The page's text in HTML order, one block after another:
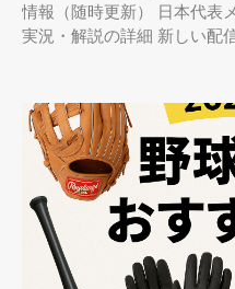
情報（随時更新） 日本代表
実況・解説の詳細 新しい配